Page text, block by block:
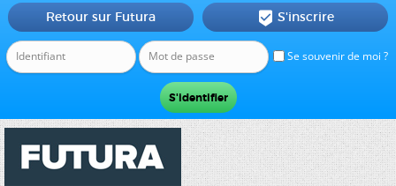
Se souvenir de moi ?
Retour sur Futura  S'inscrire